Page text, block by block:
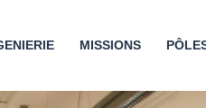
MISSIONS